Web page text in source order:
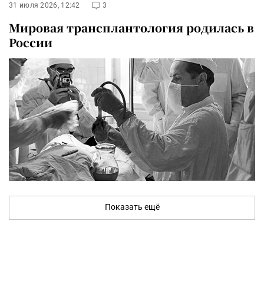
31 июля 2026, 12:42 3
Мировая трансплантология родилась в
России
Показать ещё